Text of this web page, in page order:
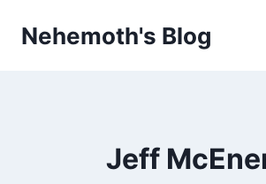
Nehemoth's Blog
Jeff